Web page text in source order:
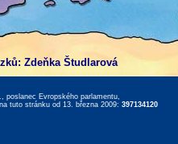
Zdeňka Študlarová
Evropského parlamentu,
tuto stránku od 13. března 2009: 397134120